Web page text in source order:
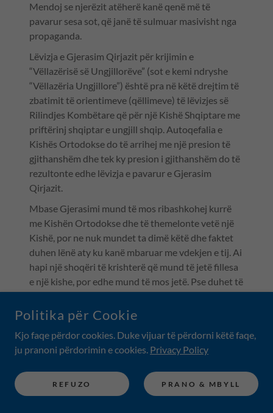
Mendoj se njerëzit atëherë kanë qenë më të
pavarur sesa sot, që janë të sulmuar masivisht nga
propaganda.
Lëvizja e Gjerasim Qirjazit për krijimin e
“Vëllazërisë së Ungjillorëve” (sot e kemi ndryshe
“Vëllazëria Ungjillore”) është pra në këtë drejtim të
zbatimit të orientimeve (qëllimeve) të lëvizjes së
Rilindjes Kombëtare që për një Kishë Shqiptare me
priftërinj shqiptar e ungjill shqip. Autoqefalia e
Kishës Ortodokse do të arrihej me një presion të
gjithanshëm dhe tek ky presion i gjithanshëm do të
rezultonte edhe lëvizja e pavarur e Gjerasim
Qirjazit.
Mbase Gjerasimi mund të mos ribashkohej kurrë
me Kishën Ortodokse dhe të themelonte vetë një
Kishë, por ne nuk mundet ta dimë këtë dhe faktet
duhen lënë aty ku kanë mbaruar me vdekjen e tij. Ai
hapi një shoqëri të krishterë që mund të jetë fillesa
e një kishe, por edhe mund të mos jetë. Pse duhet të
shkojnë gjërat patjetër në drejtim të një Kishe?
Teknika e presionit nga jashtë (fjala ndaj Kishës
Ortodokse) me synim reformimin e saj shqiptar,
është gjithmonë funksionale dhe ajo sigurisht
mësimeve të Sami Frashërit për vlerën e punës me
opinionin publik. Samiu thoshte "Sado i dobët të
Politika për Cookie
Kjo faqe përdor cookies. Duke vijuar të përdorni këtë faqe,
ju pranoni përdorimin e cookies. Privacy Policy
REFUZO PRANO & MBYLL